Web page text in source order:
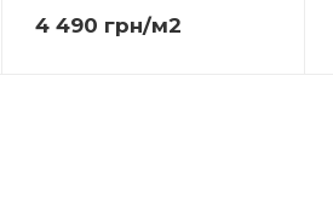
4 490 грн/м2